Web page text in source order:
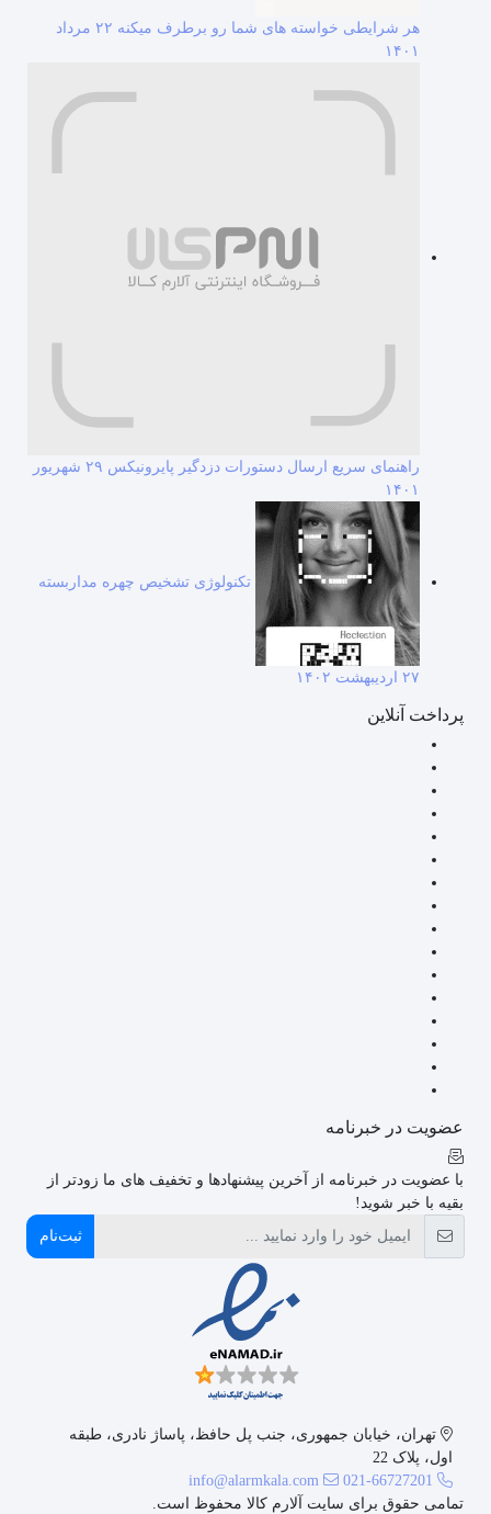
هر شرایطی خواسته های شما رو برطرف میکنه
۲۲ مرداد
۱۴۰۱
راهنمای سریع ارسال دستورات دزدگیر پایرونیکس
۲۹ شهریور
۱۴۰۱
تکنولوژی تشخیص چهره مداربسته
۲۷ اردیبهشت ۱۴۰۲
پرداخت آنلاین
عضویت در خبرنامه
با عضویت در خبرنامه از آخرین پیشنهادها و تخفیف های ما زودتر از
بقیه با خبر شوید!
ثبت‌نام
تهران، خیابان جمهوری، جنب پل حافظ، پاساژ نادری، طبقه
اول، پلاک 22
021-66727201
info@alarmkala.com
تمامی حقوق برای سایت آلارم کالا محفوظ است.